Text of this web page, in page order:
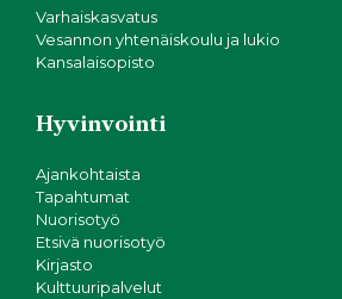
Varhaiskasvatus
Vesannon yhtenäiskoulu ja lukio
Kansalaisopisto
Hyvinvointi
Ajankohtaista
Tapahtumat
Nuorisotyö
Etsivä nuorisotyö
Kirjasto
Kulttuuripalvelut